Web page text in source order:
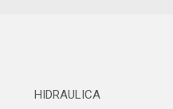
HIDRAULICA